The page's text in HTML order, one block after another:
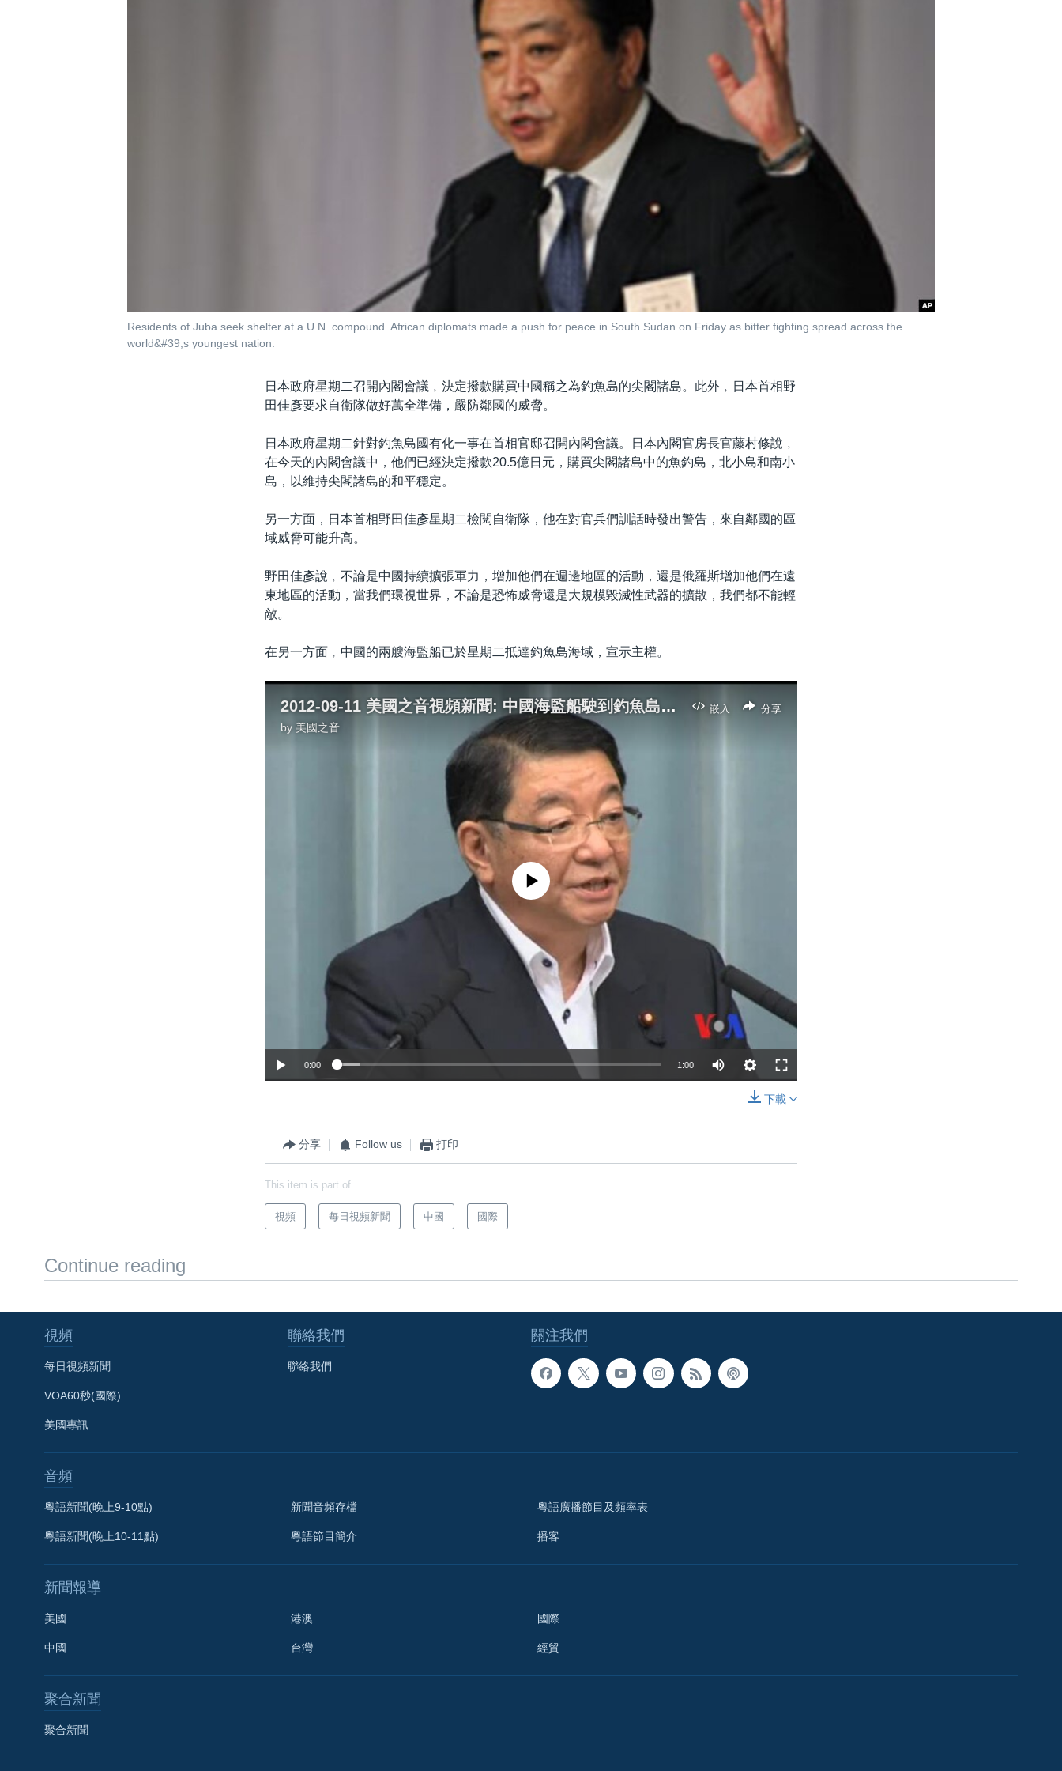
Residents of Juba seek shelter at a U.N. compound. African diplomats made a push for peace in South Sudan on Friday as bitter fighting spread across the
world&#39;s youngest nation.
日本政府星期二召開內閣會議﹐決定撥款購買中國稱之為釣魚島的尖閣諸島。此外﹐日本首相野
田佳彥要求自衛隊做好萬全準備，嚴防鄰國的威脅。
日本政府星期二針對釣魚島國有化一事在首相官邸召開內閣會議。日本內閣官房長官藤村修說﹐
在今天的內閣會議中，他們已經決定撥款20.5億日元，購買尖閣諸島中的魚釣島，北小島和南小
島，以維持尖閣諸島的和平穩定。
另一方面，日本首相野田佳彥星期二檢閱自衛隊，他在對官兵們訓話時發出警告，來自鄰國的區
域威脅可能升高。
野田佳彥說﹐不論是中國持續擴張軍力，增加他們在週邊地區的活動，還是俄羅斯增加他們在遠
東地區的活動，當我們環視世界，不論是恐怖威脅還是大規模毀滅性武器的擴散，我們都不能輕
敵。
在另一方面﹐中國的兩艘海監船已於星期二抵達釣魚島海域，宣示主權。
嵌入 分享
2012-09-11 美國之音視頻新聞: 中國海監船駛到釣魚島/尖閣列島海域
by 美國之音
No media source currently available
0:00 1:00
下載
分享 Follow us 打印
This item is part of
視頻 每日視頻新聞 中國 國際
Continue reading
關注我們
視頻
每日視頻新聞
VOA60秒(國際)
美國專訊
聯絡我們
聯絡我們
音頻
粵語新聞(晚上9-10點)
粵語新聞(晚上10-11點)
新聞音頻存檔
粵語節目簡介
粵語廣播節目及頻率表
播客
新聞報導
美國
中國
港澳
台灣
國際
經貿
聚合新聞
聚合新聞